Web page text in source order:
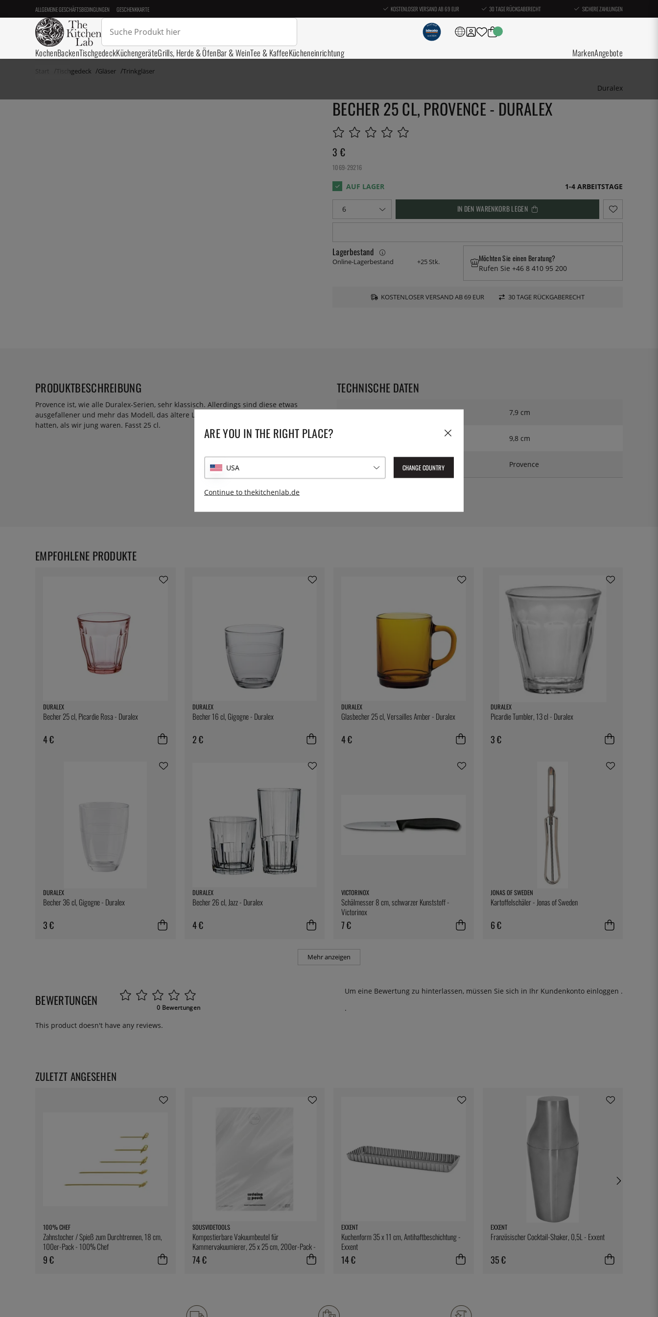
ALLGEMEINE GESCHÄFTSBEDINGUNGEN GESCHENKKARTE KOSTENLOSER VERSAND AB 69 EUR 30 TAGE RÜCKGABERECHT SICHERE ZAHLUNGEN
KochenBackenTischgedeckKüchengeräteGrills, Herde & ÖfenBar & WeinTee & KaffeeKücheneinrichtung MarkenAngebote
Start Tischgedeck Gläser Trinkgläser
Duralex
BECHER 25 CL, PROVENCE - DURALEX
3 €
1069-29216
1-4 ARBEITSTAGE
IN DEN WARENKORB LEGEN
Lagerbestand
Online-Lagerbestand +25 Stk. Möchten Sie einen Beratung?
Rufen Sie +46 8 410 95 200
KOSTENLOSER VERSAND AB 69 EUR 30 TAGE RÜCKGABERECHT
PRODUKTBESCHREIBUNG
Provence ist, wie alle Duralex-Serien, sehr klassisch. Allerdings sind diese etwas
ausgefallener und mehr das Modell, das ältere Leute mit ein wenig Klasse zu Hause
hatten, als wir jung waren. Fasst 25 cl.
TECHNISCHE DATEN
Durchmesser: 7,9 cm
9,8 cm
Provence
DURALEX
Becher 25 cl, Picardie Rosa - Duralex
4 €
DURALEX
Becher 16 cl, Gigogne - Duralex
2 €
DURALEX
Glasbecher 25 cl, Versailles Amber - Duralex
4 €
DURALEX
Picardie Tumbler, 13 cl - Duralex
3 €
DURALEX
Becher 36 cl, Gigogne - Duralex
3 €
DURALEX
Becher 26 cl, Jazz - Duralex
4 €
VICTORINOX
Schälmesser 8 cm, schwarzer Kunststoff -
Victorinox
7 €
JONAS OF SWEDEN
Kartoffelschäler - Jonas of Sweden
6 €
Mehr anzeigen
EMPFOHLENE PRODUKTE
BEWERTUNGEN 0 Bewertungen
Um eine Bewertung zu hinterlassen, müssen Sie sich in Ihr Kundenkonto einloggen .
.
This product doesn't have any reviews.
ZULETZT ANGESEHEN
100% CHEF
Zahnstocher / Spieß zum Durchtrennen, 18 cm,
100er-Pack - 100% Chef
9 €
SOUSVIDETOOLS
Kompostierbare Vakuumbeutel für
Kammervakuumierer, 25 x 25 cm, 200er-Pack -
SousVideTools
74 €
EXXENT
Kuchenform 35 x 11 cm, Antihaftbeschichtung -
Exxent
14 €
EXXENT
Französischer Cocktail-Shaker, 0,5L - Exxent
35 €
ARE YOU IN THE RIGHT PLACE?
USA CHANGE COUNTRY
Continue to thekitchenlab.de